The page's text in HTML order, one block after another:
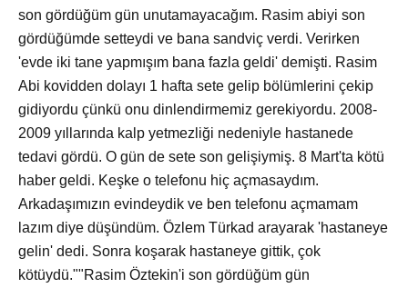
son gördüğüm gün unutamayacağım. Rasim abiyi son
gördüğümde setteydi ve bana sandviç verdi. Verirken
'evde iki tane yapmışım bana fazla geldi' demişti. Rasim
Abi kovidden dolayı 1 hafta sete gelip bölümlerini çekip
gidiyordu çünkü onu dinlendirmemiz gerekiyordu. 2008-
2009 yıllarında kalp yetmezliği nedeniyle hastanede
tedavi gördü. O gün de sete son gelişiymiş. 8 Mart'ta kötü
haber geldi. Keşke o telefonu hiç açmasaydım.
Arkadaşımızın evindeydik ve ben telefonu açmamam
lazım diye düşündüm. Özlem Türkad arayarak 'hastaneye
gelin' dedi. Sonra koşarak hastaneye gittik, çok
kötüydü.""Rasim Öztekin'i son gördüğüm gün